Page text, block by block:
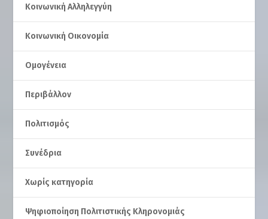
Κοινωνική Αλληλεγγύη
Κοινωνική Οικονομία
Ομογένεια
Περιβάλλον
Πολιτισμός
Συνέδρια
Χωρίς κατηγορία
Ψηφιοποίηση Πολιτιστικής Κληρονομιάς